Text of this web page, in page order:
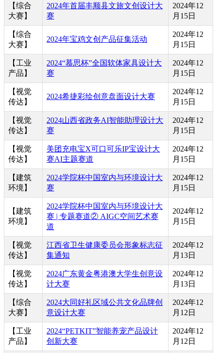
【综合
大赛】
2024年首届丰顺县文旅文创设计大
赛
2024年12
月15日
【综合
大赛】
2024年宝鸡文创产品征集活动
2024年12
月15日
【工业
产品】
2024“慕思杯”全国软体家具设计大
赛
2024年12
月15日
【视觉
传达】
2024希捷彩绘创意盘面设计大赛
2024年12
月15日
【视觉
传达】
2024山西省政务AI智能助理设计大
赛
2024年12
月15日
【视觉
传达】
美团充电宝X可口可乐IP宝设计大
赛AI主题赛道
2024年12
月15日
【建筑
环境】
2024学院杯中国室内与环境设计大
赛
2024年12
月15日
【建筑
环境】
2024学院杯中国室内与环境设计大
赛 | 专题赛道② AIGC空间艺术赛
道
2024年12
月15日
【视觉
传达】
江西省卫生健康委员会形象标志征
集通知
2024年12
月13日
【视觉
传达】
2024广东黄金粤港澳大学生创意设
计大赛
2024年12
月13日
【综合
大赛】
2024大同好礼区域公共文化品牌创
意设计大赛
2024年12
月12日
【工业
产品】
2024“PETKIT”智能养宠产品设计
创新大赛
2024年12
月12日